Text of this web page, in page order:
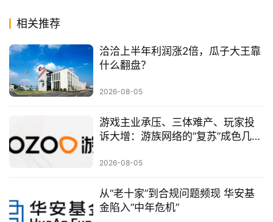
相关推荐
洽洽上半年利润涨2倍，瓜子大王靠
什么翻盘？
2026-08-05
游戏主业承压、三体难产、玩家投
诉大增：游族网络的“复苏”成色几
2026-08-05
从“老十家”到合规问题频现 华安基
金陷入“中年危机”